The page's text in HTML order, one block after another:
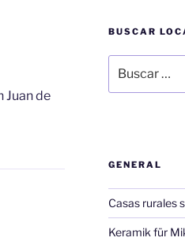
Juan de
BUSCAR
por:
GENERAL
Casas rurales
Keramik für